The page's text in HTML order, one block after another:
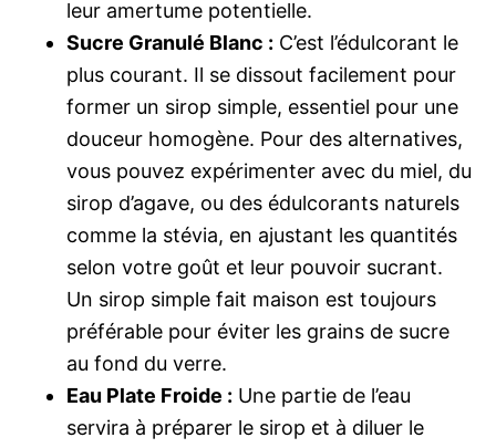
leur amertume potentielle.
Sucre Granulé Blanc : C’est l’édulcorant le
plus courant. Il se dissout facilement pour
former un sirop simple, essentiel pour une
douceur homogène. Pour des alternatives,
vous pouvez expérimenter avec du miel, du
sirop d’agave, ou des édulcorants naturels
comme la stévia, en ajustant les quantités
selon votre goût et leur pouvoir sucrant.
Un sirop simple fait maison est toujours
préférable pour éviter les grains de sucre
au fond du verre.
Eau Plate Froide : Une partie de l’eau
servira à préparer le sirop et à diluer le